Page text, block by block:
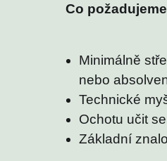
Co
Minimálně
nebo
Technické
Ochotu učit
Základní